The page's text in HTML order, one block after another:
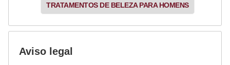
TRATAMENTOS DE BELEZA PARA HOMENS
Aviso legal